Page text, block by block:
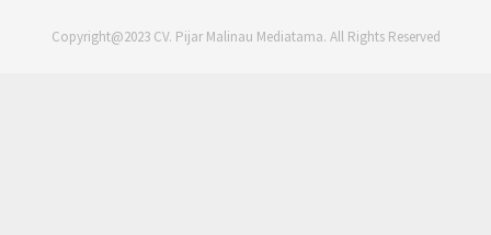
Copyright@2023 CV. Pijar Malinau Mediatama. All Rights Reserved